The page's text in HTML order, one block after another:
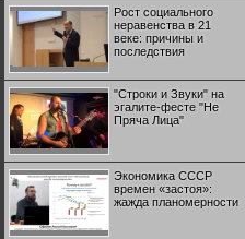
Рост социального
неравенства в 21
веке: причины и
последствия
"Строки и Звуки" на
эгалите-фесте "Не
Пряча Лица"
Экономика СССР
времен «застоя»:
жажда планомерности